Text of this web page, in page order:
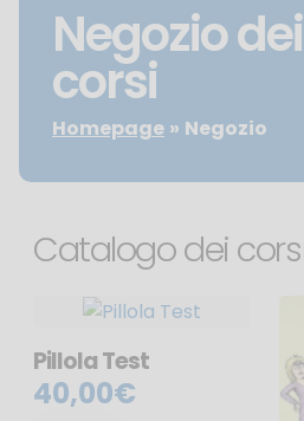
Negozio dei
corsi
Homepage Negozio
Catalogo dei
Pillola Test
40,00€